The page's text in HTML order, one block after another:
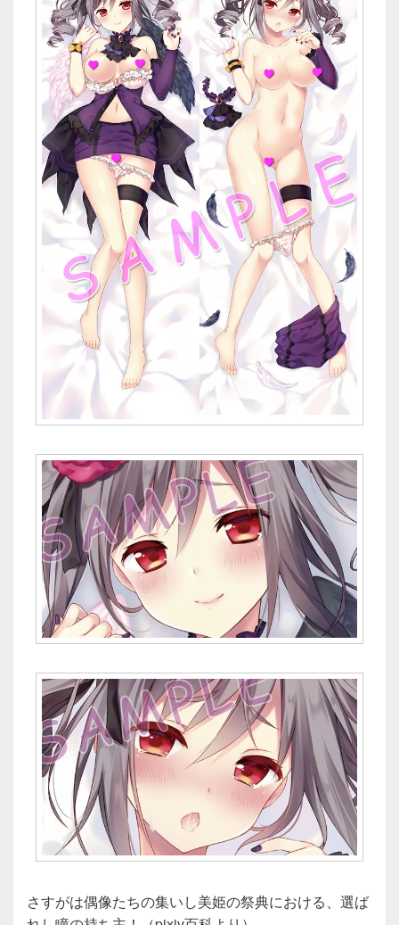
さすがは偶像たちの集いし美姫の祭典における、選ば